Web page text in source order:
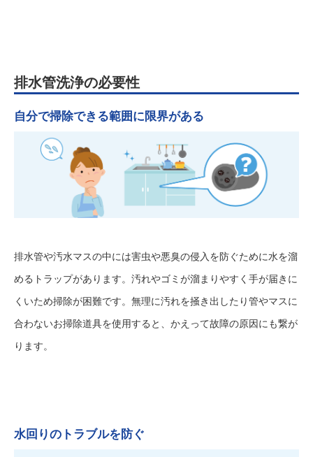
排水管洗浄の必要性
自分で掃除できる範囲に限界がある
排水管や汚水マスの中には害虫や悪臭の侵入を防ぐために水を溜
めるトラップがあります。汚れやゴミが溜まりやすく手が届きに
くいため掃除が困難です。無理に汚れを掻き出したり管やマスに
合わないお掃除道具を使用すると、かえって故障の原因にも繋が
ります。
水回りのトラブルを防ぐ